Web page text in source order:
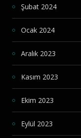
Şubat 2024
Ocak 2024
Aralık 2023
Kasım 2023
Ekim 2023
Eylül 2023